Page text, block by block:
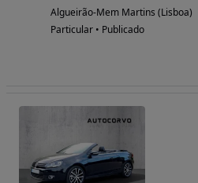
Algueirão-Mem Martins (Lisboa)
Particular • Publicado